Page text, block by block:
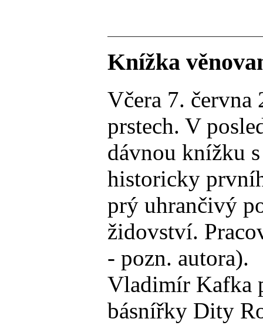
Knížka
Včera 7.
prstech. V
dávnou knížku
historicky
prý uhrančivý
židovství.
- pozn. autora).
Vladimír Kafka
básnířky Dity